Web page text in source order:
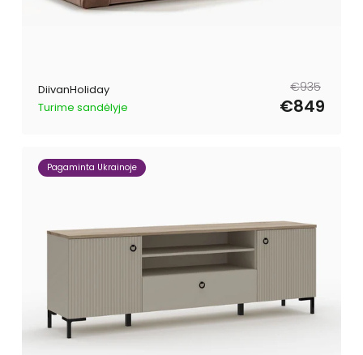
DiivanHoliday
Turime sandėlyje
Tavahind
€935
Müügihind
€849
Pagaminta Ukrainoje